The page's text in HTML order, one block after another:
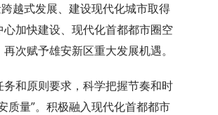
越式发展、建设现代化城市取得
加快建设、现代化首都都市圈空
次赋予雄安新区重大发展机遇。
和原则要求，科学把握节奏和时
质量”。积极融入现代化首都都市